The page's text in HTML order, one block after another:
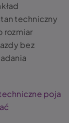
techniczny
rozmiar
bez
poja